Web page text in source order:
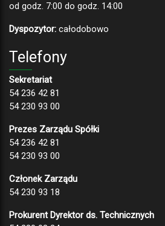
od godz. 7:00 do godz. 14:00
Dyspozytor: całodobowo
Telefony
Sekretariat
54 236 42 81
54 230 93 00
Prezes Zarządu Spółki
54 236 42 81
54 230 93 00
Członek Zarządu
54 230 93 18
Prokurent Dyrektor ds. Technicznych